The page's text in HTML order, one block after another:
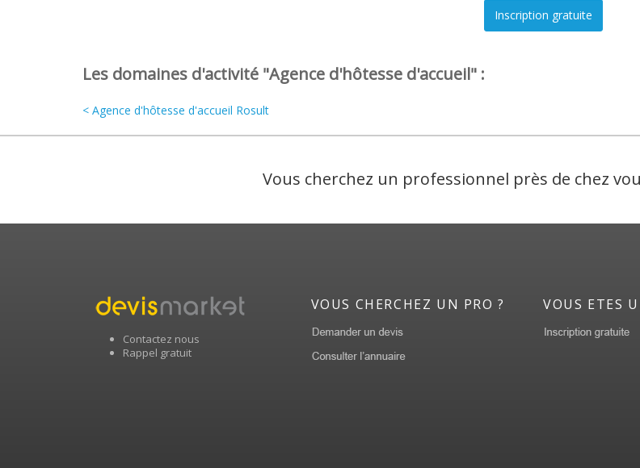
Les domaines d'activité "Agence d'hôtesse d'accueil" :
< Agence d'hôtesse d'accueil Rosult
Vous cherchez un professionnel près de chez
Contactez nous
Rappel gratuit
VOUS CHERCHEZ UN PRO ? VOUS ETES